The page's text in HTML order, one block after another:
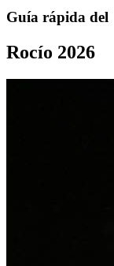
Guía rápida del
Rocío 2026